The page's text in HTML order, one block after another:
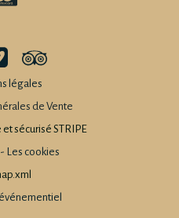
légales
de Vente
sécurisé STRIPE
- Les cookies